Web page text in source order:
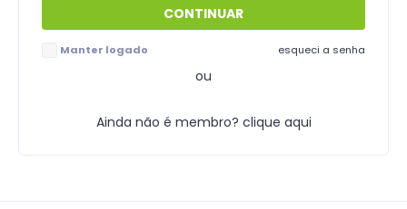
Manter logado esqueci a senha
ou
Ainda não é membro? clique aqui